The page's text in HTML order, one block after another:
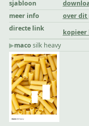
sjabloon
meer info
over dit
directe link
▶︎macosilk heavy